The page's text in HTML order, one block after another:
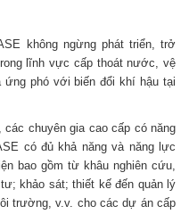
không ngừng phát triển, trở
lĩnh vực cấp thoát nước, vệ
phó với biến đổi khí hậu tại
chuyên gia cao cấp có năng
có đủ khả năng và năng lực
bao gồm từ khâu nghiên cứu,
khảo sát; thiết kế đến quản lý
trường, v.v. cho các dự án cấp